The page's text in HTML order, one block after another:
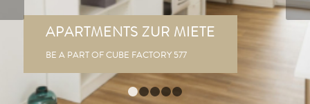
APARTMENTS ZUR MIETE
BE A PART OF CUBE FACTORY 577
2 3